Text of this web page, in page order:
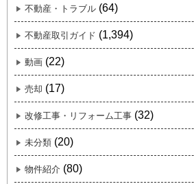
不動産・トラブル (64)
不動産取引ガイド (1,394)
動画 (22)
売却 (17)
改修工事・リフォーム工事 (32)
未分類 (20)
物件紹介 (80)